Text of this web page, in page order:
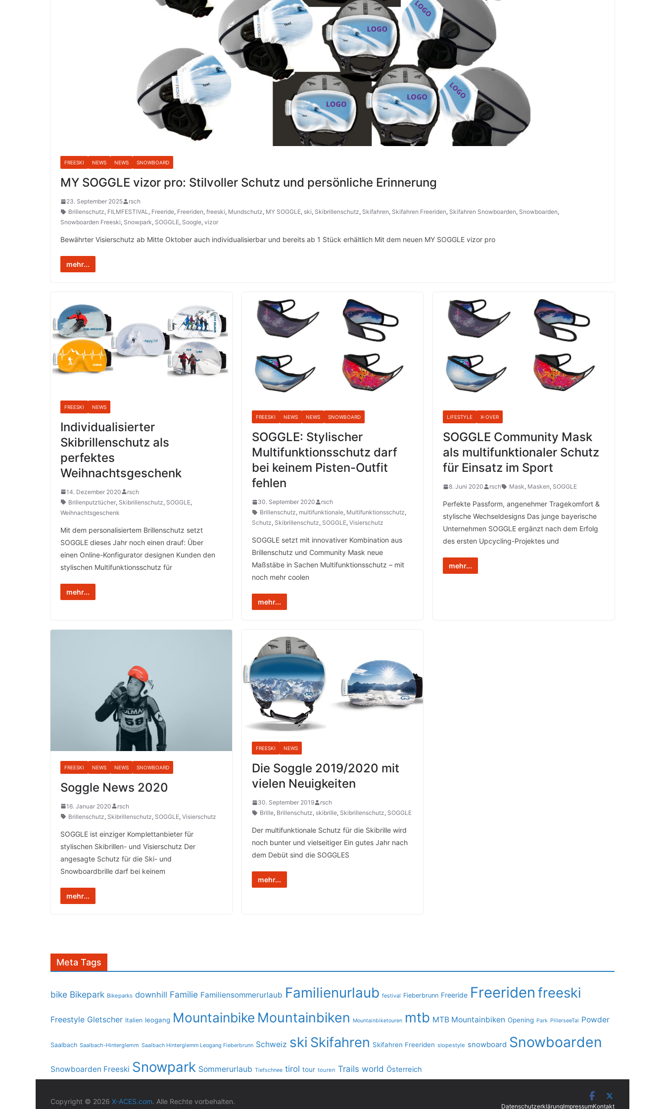
FREESKI NEWS NEWS SNOWBOARD
MY SOGGLE vizor pro: Stilvoller Schutz und persönliche Erinnerung
23. September 2025
rsch
Brillenschutz, FILMFESTIVAL, Freeride, Freeriden, freeski, Mundschutz, MY SOGGLE, ski, Skibrillenschutz, Skifahren, Skifahren Freeriden, Skifahren Snowboarden, Snowboarden,
Snowboarden Freeski, Snowpark, SOGGLE, Soogle, vizor
Bewährter Visierschutz ab Mitte Oktober auch individualisierbar und bereits ab 1 Stück erhältlich Mit dem neuen MY SOGGLE vizor pro
mehr...
FREESKI NEWS
Individualisierter
Skibrillenschutz als
perfektes
Weihnachtsgeschenk
14. Dezember 2020
rsch
Brillenputztücher, Skibrillenschutz, SOGGLE,
Weihnachtsgeschenk
Mit dem personalisiertem Brillenschutz setzt
SOGGLE dieses Jahr noch einen drauf: Über
einen Online-Konfigurator designen Kunden den
stylischen Multifunktionsschutz für
mehr...
FREESKI NEWS NEWS SNOWBOARD
SOGGLE: Stylischer
Multifunktionsschutz darf
bei keinem Pisten-Outfit
fehlen
30. September 2020
rsch
Brillenschutz, multifunktionale, Multifunktionsschutz,
Schutz, Skibrillenschutz, SOGGLE, Visierschutz
SOGGLE setzt mit innovativer Kombination aus
Brillenschutz und Community Mask neue
Maßstäbe in Sachen Multifunktionsschutz – mit
noch mehr coolen
mehr...
LIFESTYLE X-OVER
SOGGLE Community Mask
als multifunktionaler Schutz
für Einsatz im Sport
8. Juni 2020 rsch Mask, Masken, SOGGLE
Perfekte Passform, angenehmer Tragekomfort &
stylische Wechseldesigns Das junge bayerische
Unternehmen SOGGLE ergänzt nach dem Erfolg
des ersten Upcycling-Projektes und
mehr...
FREESKI NEWS NEWS SNOWBOARD
Soggle News 2020
16. Januar 2020
rsch
Brillenschutz, Skibrillenschutz, SOGGLE, Visierschutz
SOGGLE ist einziger Komplettanbieter für
stylischen Skibrillen- und Visierschutz Der
angesagte Schutz für die Ski- und
Snowboardbrille darf bei keinem
mehr...
FREESKI NEWS
Die Soggle 2019/2020 mit
vielen Neuigkeiten
30. September 2019
rsch
Brille, Brillenschutz, skibrille, Skibrillenschutz, SOGGLE
Der multifunktionale Schutz für die Skibrille wird
noch bunter und vielseitiger Ein gutes Jahr nach
dem Debüt sind die SOGGLES
mehr...
Meta Tags
bike Bikepark Bikeparks downhill Familie Familiensommerurlaub Familienurlaub festival Fieberbrunn Freeride Freeriden freeski
Freestyle Gletscher Italien leogang Mountainbike Mountainbiken Mountainbiketouren mtb MTB Mountainbiken Opening Park PillerseeTal Powder
Saalbach Saalbach-Hinterglemm Saalbach Hinterglemm Leogang Fieberbrunn Schweiz ski Skifahren Skifahren Freeriden slopestyle snowboard Snowboarden
Snowboarden Freeski Snowpark Sommerurlaub Tiefschnee tirol tour touren Trails world Österreich
DatenschutzerklärungImpressumKontakt
Copyright © 2026 X-ACES.com. Alle Rechte vorbehalten.